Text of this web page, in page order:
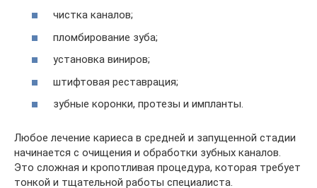
чистка каналов;
пломбирование зуба;
установка виниров;
штифтовая реставрация;
зубные коронки, протезы и импланты.
Любое лечение кариеса в средней и запущенной стадии
начинается с очищения и обработки зубных каналов.
Это сложная и кропотливая процедура, которая требует
тонкой и тщательной работы специалиста.